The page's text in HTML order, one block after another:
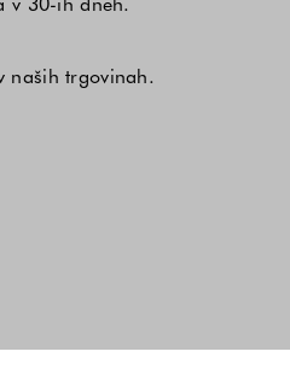
naših trgovinah.